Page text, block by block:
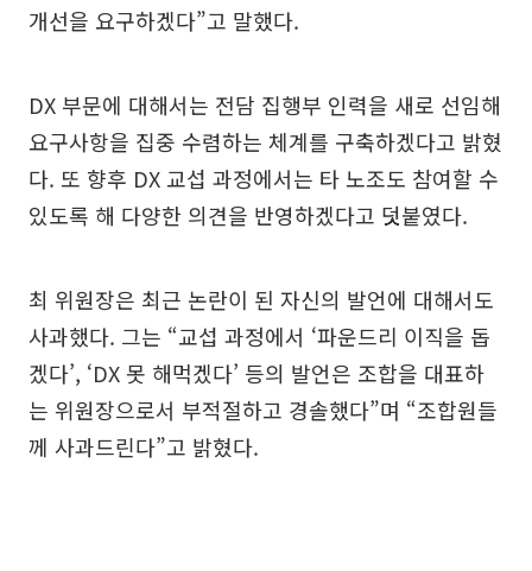
개선을 요구하겠다”고 말했다.
DX 부문에 대해서는 전담 집행부 인력을 새로 선임해
요구사항을 집중 수렴하는 체계를 구축하겠다고 밝혔
다. 또 향후 DX 교섭 과정에서는 타 노조도 참여할 수
있도록 해 다양한 의견을 반영하겠다고 덧붙였다.
최 위원장은 최근 논란이 된 자신의 발언에 대해서도
사과했다. 그는 “교섭 과정에서 ‘파운드리 이직을 돕
겠다’, ‘DX 못 해먹겠다’ 등의 발언은 조합을 대표하
는 위원장으로서 부적절하고 경솔했다”며 “조합원들
께 사과드린다”고 밝혔다.